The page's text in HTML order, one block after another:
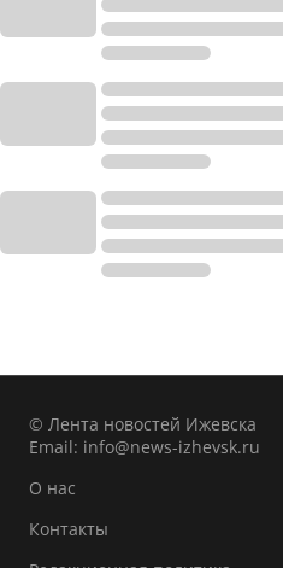
© Лента новостей Ижевска
Email: info@news-izhevsk.ru
О нас
Контакты